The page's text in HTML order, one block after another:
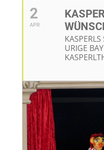
2
APR
URIGE